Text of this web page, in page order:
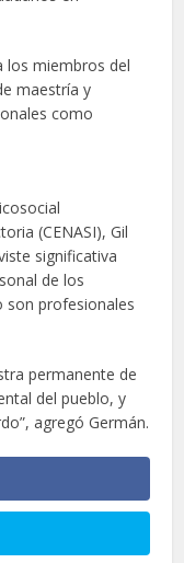
los miembros del
maestría y
como
(CENASI), Gil
significativa
de los
son profesionales
permanente de
del pueblo, y
agregó Germán.